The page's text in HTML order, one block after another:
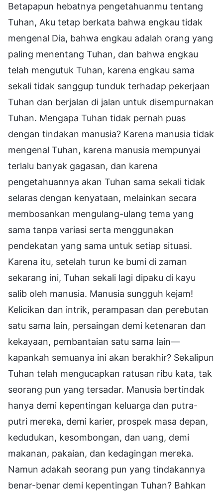
Betapapun hebatnya pengetahuanmu tentang
Tuhan, Aku tetap berkata bahwa engkau tidak
mengenal Dia, bahwa engkau adalah orang yang
paling menentang Tuhan, dan bahwa engkau
telah mengutuk Tuhan, karena engkau sama
sekali tidak sanggup tunduk terhadap pekerjaan
Tuhan dan berjalan di jalan untuk disempurnakan
Tuhan. Mengapa Tuhan tidak pernah puas
dengan tindakan manusia? Karena manusia tidak
mengenal Tuhan, karena manusia mempunyai
terlalu banyak gagasan, dan karena
pengetahuannya akan Tuhan sama sekali tidak
selaras dengan kenyataan, melainkan secara
membosankan mengulang-ulang tema yang
sama tanpa variasi serta menggunakan
pendekatan yang sama untuk setiap situasi.
Karena itu, setelah turun ke bumi di zaman
sekarang ini, Tuhan sekali lagi dipaku di kayu
salib oleh manusia. Manusia sungguh kejam!
Kelicikan dan intrik, perampasan dan perebutan
satu sama lain, persaingan demi ketenaran dan
kekayaan, pembantaian satu sama lain—
kapankah semuanya ini akan berakhir? Sekalipun
Tuhan telah mengucapkan ratusan ribu kata, tak
seorang pun yang tersadar. Manusia bertindak
hanya demi kepentingan keluarga dan putra-
putri mereka, demi karier, prospek masa depan,
kedudukan, kesombongan, dan uang, demi
makanan, pakaian, dan kedagingan mereka.
Namun adakah seorang pun yang tindakannya
benar-benar demi kepentingan Tuhan? Bahkan